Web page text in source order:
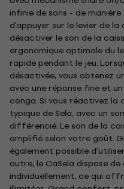
infinie de sons - de
d'appuyer sur le levier de
désactiver le son de la
ergonomique optimale du
rapide pendant le jeu.
désactivée, vous obtenez
avec une réponse fine et
conga. Si vous réactivez la
typique de Sela, avec un
différencié. Le son de la
amplifié selon votre goût.
également possible
outre, le CaSela dispose
individuellement, ce qui